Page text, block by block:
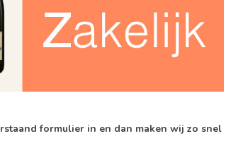
formulier in en dan maken wij zo snel